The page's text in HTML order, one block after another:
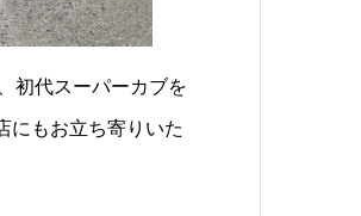
初代スーパーカブを
にもお立ち寄りいた